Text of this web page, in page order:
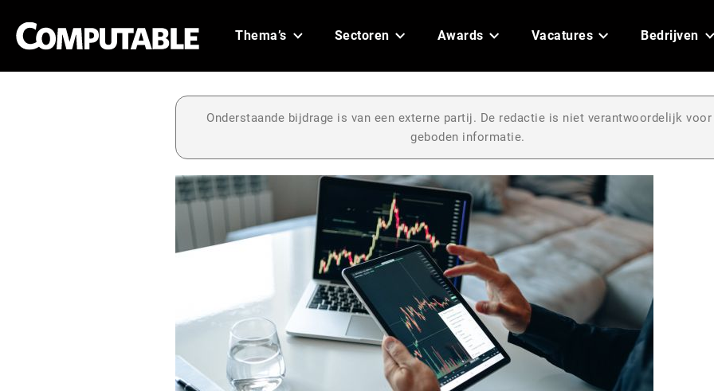
Thema’s Sectoren Awards Vacatures Bedrijven
Onderstaande bijdrage is van een externe partij. De redactie is niet verantwoordelijk voor
geboden informatie.